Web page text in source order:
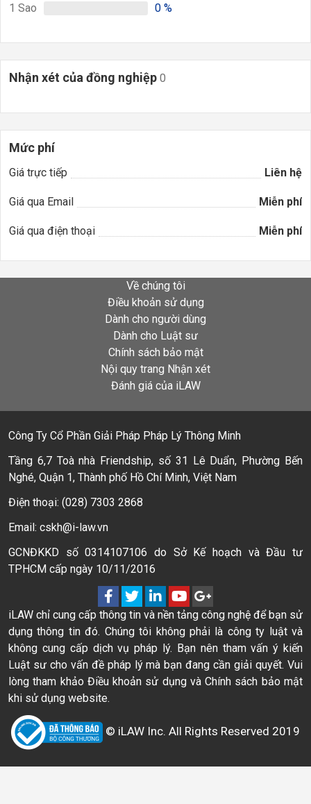
1 Sao 0 %
Nhận xét của đồng nghiệp 0
Mức phí
Giá trực tiếp Liên hệ
Giá qua Email Miễn phí
Giá qua điện thoại Miễn phí
Về chúng tôi
Điều khoản sử dụng
Dành cho người dùng
Dành cho Luật sư
Chính sách bảo mật
Nội quy trang Nhận xét
Đánh giá của iLAW
Công Ty Cổ Phần Giải Pháp Pháp Lý Thông Minh
Tầng 6,7 Toà nhà Friendship, số 31 Lê Duẩn, Phường Bến
Nghé, Quận 1, Thành phố Hồ Chí Minh, Việt Nam
Điện thoại: (028) 7303 2868
Email: cskh@i-law.vn
GCNĐKKD số 0314107106 do Sở Kế hoạch và Đầu tư
TPHCM cấp ngày 10/11/2016
iLAW chỉ cung cấp thông tin và nền tảng công nghệ để bạn sử
dụng thông tin đó. Chúng tôi không phải là công ty luật và
không cung cấp dịch vụ pháp lý. Bạn nên tham vấn ý kiến
Luật sư cho vấn đề pháp lý mà bạn đang cần giải quyết. Vui
lòng tham khảo Điều khoản sử dụng và Chính sách bảo mật
khi sử dụng website.
© iLAW Inc. All Rights Reserved 2019